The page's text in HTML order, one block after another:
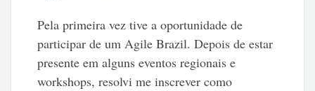
Pela primeira vez tive a oportunidade de
participar de um Agile Brazil. Depois de estar
presente em alguns eventos regionais e
workshops, resolvi me inscrever como